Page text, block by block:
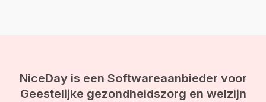
waarom inzicht…
NiceDay is een Softwareaanbieder voor
Geestelijke gezondheidszorg en welzijn